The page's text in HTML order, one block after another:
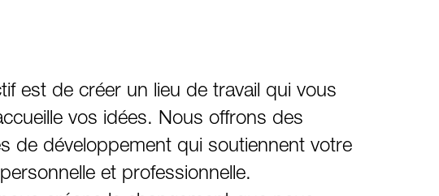
est de créer un lieu de travail qui vous
vos idées. Nous offrons des
de développement qui soutiennent votre
et professionnelle.